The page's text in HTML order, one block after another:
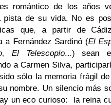
romántico de los años
pista de su vida. No es
que, a partir de
a Fernández Sardinó (El
, El Telescopio...) sean
a Carmen Silva,
sólo la memoria frágil
nombre. Un silencio más
un eco curioso: la reina